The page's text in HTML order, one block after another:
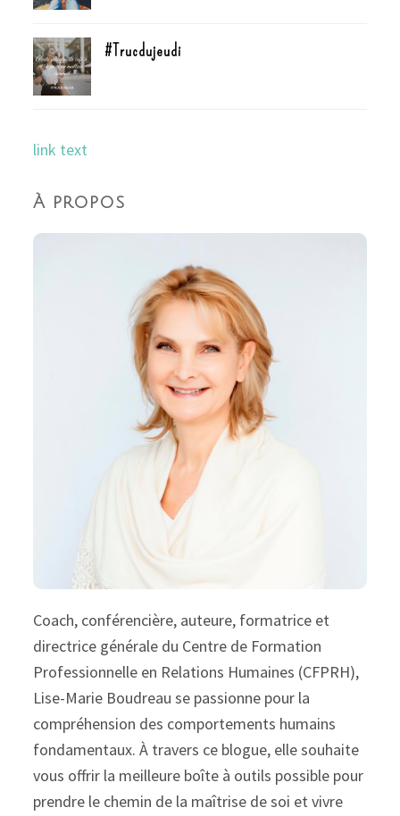
#Trucdujeudi
link text
À propos
Coach, conférencière, auteure, formatrice et
directrice générale du Centre de Formation
Professionnelle en Relations Humaines (CFPRH),
Lise-Marie Boudreau se passionne pour la
compréhension des comportements humains
fondamentaux. À travers ce blogue, elle souhaite
vous offrir la meilleure boîte à outils possible pour
prendre le chemin de la maîtrise de soi et vivre